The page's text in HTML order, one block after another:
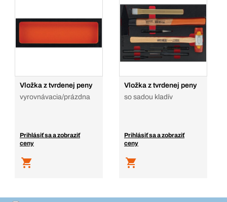
Vložka z tvrdenej peny
vyrovnávacia/prázdna
Prihlásiť sa a zobraziť
ceny
Vložka z tvrdenej peny
so sadou kladív
Prihlásiť sa a zobraziť
ceny